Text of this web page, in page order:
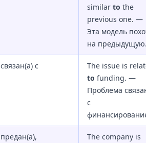
similar to the
previous one. —
Эта модель
на
связан(а) с
The issue is
to funding. —
Проблема
с
предан(а),
The company is